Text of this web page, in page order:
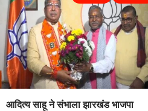
आदित्य साहू ने संभाला झारखंड भाजपा